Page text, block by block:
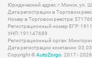
Юридический адрес: г.Минск, ул.
Дата регистрации в Торговом
Номер в Торговом реестре: 571766
Регистрационный номер ЕГР:
УНП: 191147689
Регистрационный орган:
Дата регистрации компании:
Copyright ©AutoZorgo . 2017 -